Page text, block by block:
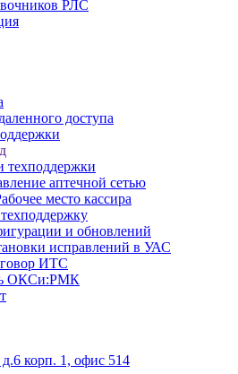
РЛС
доступа
техподдержки
аптечной сетью
место кассира
и обновлений
исправлений в УАС
ИТС
ОКСи:РМК
д.6 корп. 1, офис 514